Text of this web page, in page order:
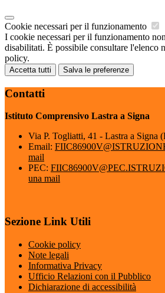
Cookie necessari per il funzionamento
I cookie necessari per il funzionamento
disabilitati. È possibile consultare l'elenco
policy.
Accetta tutti Salva le preferenze
Contatti
Istituto Comprensivo Lastra a Signa
Via P. Togliatti, 41 - Lastra a Signa
Email:
mail
PEC:
una mail
Sezione Link Utili
Cookie policy
Note legali
Informativa Privacy
Ufficio Relazioni con il Pubblico
Dichiarazione di accessibilità